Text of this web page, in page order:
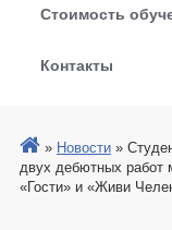
Стоимость
Контакты
» Новости »
двух дебютных работ
«Гости» и «Живи